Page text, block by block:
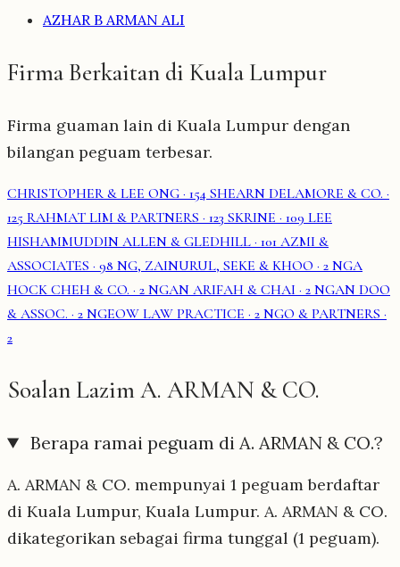
AZHAR B ARMAN ALI
Firma Berkaitan di Kuala Lumpur
Firma guaman lain di Kuala Lumpur dengan
bilangan peguam terbesar.
CHRISTOPHER & LEE ONG · 154 SHEARN DELAMORE & CO. ·
125 RAHMAT LIM & PARTNERS · 123 SKRINE · 109 LEE
HISHAMMUDDIN ALLEN & GLEDHILL · 101 AZMI &
ASSOCIATES · 98 NG, ZAINURUL, SEKE & KHOO · 2 NGA
HOCK CHEH & CO. · 2 NGAN ARIFAH & CHAI · 2 NGAN DOO
& ASSOC. · 2 NGEOW LAW PRACTICE · 2 NGO & PARTNERS ·
2
Soalan Lazim A. ARMAN & CO.
Berapa ramai peguam di A. ARMAN & CO.?
A. ARMAN & CO. mempunyai 1 peguam berdaftar
di Kuala Lumpur, Kuala Lumpur. A. ARMAN & CO.
dikategorikan sebagai firma tunggal (1 peguam).